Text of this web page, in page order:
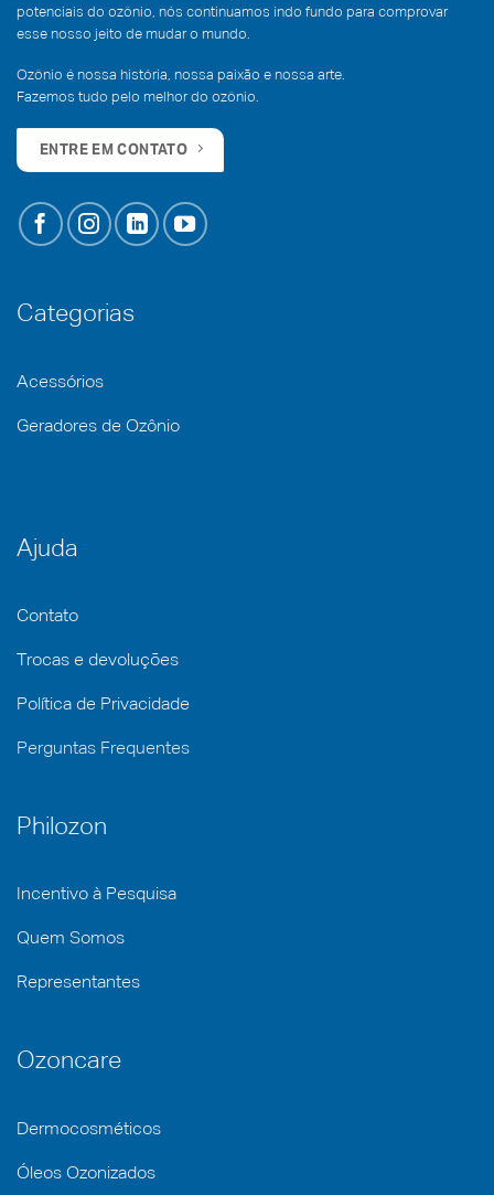
potenciais do ozônio, nós continuamos indo fundo para comprovar
esse nosso jeito de mudar o mundo.
Ozônio é nossa história, nossa paixão e nossa arte.
Fazemos tudo pelo melhor do ozônio.
ENTRE EM CONTATO
Categorias
Acessórios
Geradores de Ozônio
Ajuda
Contato
Trocas e devoluções
Política de Privacidade
Perguntas Frequentes
Philozon
Incentivo à Pesquisa
Quem Somos
Representantes
Ozoncare
Dermocosméticos
Óleos Ozonizados